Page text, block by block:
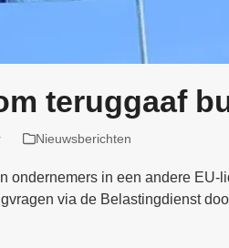
teruggaaf
Nieuwsberichten
ondernemers in een andere
via de Belastingdienst